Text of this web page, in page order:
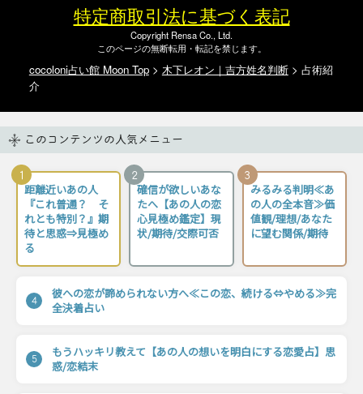
特定商取引法に基づく表記
Copyright Rensa Co., Ltd.
このページの無断転用・転記を禁じます。
cocoloni占い館 Moon Top> 木下レオン｜吉方姓名判断> 占術紹
介
このコンテンツの人気メニュー
1
距離近いあの人
『これ普通？ そ
れとも特別？』期
待と思惑⇒見極め
る
2
確信が欲しいあな
たへ【あの人の恋
心見極め鑑定】現
状/期待/交際可否
3
みるみる判明≪あ
の人の全本音≫価
値観/理想/あなた
に望む関係/期待
4
彼への恋が諦められない方へ≪この恋、続ける⇔やめる≫完
全決着占い
5
もうハッキリ教えて【あの人の想いを明白にする恋愛占】思
惑/恋結末